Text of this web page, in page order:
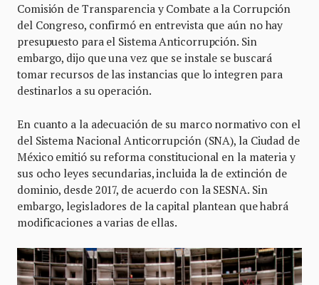
Comisión de Transparencia y Combate a la Corrupción
del Congreso, confirmó en entrevista que aún no hay
presupuesto para el Sistema Anticorrupción. Sin
embargo, dijo que una vez que se instale se buscará
tomar recursos de las instancias que lo integren para
destinarlos a su operación.
En cuanto a la adecuación de su marco normativo con el
del Sistema Nacional Anticorrupción (SNA), la Ciudad de
México emitió su reforma constitucional en la materia y
sus ocho leyes secundarias, incluida la de extinción de
dominio, desde 2017, de acuerdo con la SESNA. Sin
embargo, legisladores de la capital plantean que habrá
modificaciones a varias de ellas.